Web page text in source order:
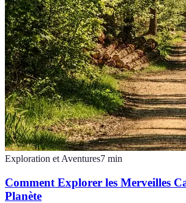
Exploration et Aventures7 min
Comment Explorer les Merveilles
Planète